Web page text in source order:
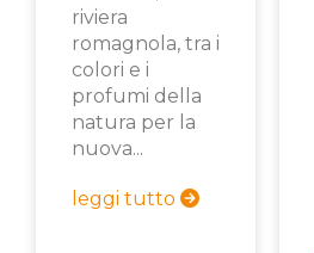
riviera
romagnola, tra i
colori e i
profumi della
natura per la
nuova...
leggi tutto